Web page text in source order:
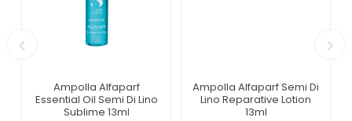
Ampolla Alfaparf
Essential Oil Semi Di Lino
Sublime 13ml
Ampolla Alfaparf Semi Di
Lino Reparative Lotion
13ml